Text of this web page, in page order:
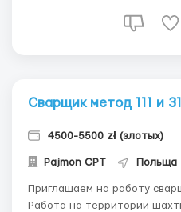
до 20 числа График ...
Сварщик метод 111 и
4500-5500 zł (злотых)
Pajmon CPT Польща
Приглашаем на работу
Работа на территории шахты,